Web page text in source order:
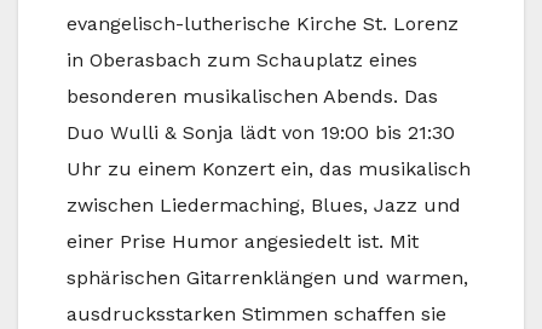
evangelisch-lutherische Kirche St. Lorenz
in Oberasbach zum Schauplatz eines
besonderen musikalischen Abends. Das
Duo Wulli & Sonja lädt von 19:00 bis 21:30
Uhr zu einem Konzert ein, das musikalisch
zwischen Liedermaching, Blues, Jazz und
einer Prise Humor angesiedelt ist. Mit
sphärischen Gitarrenklängen und warmen,
ausdrucksstarken Stimmen schaffen sie